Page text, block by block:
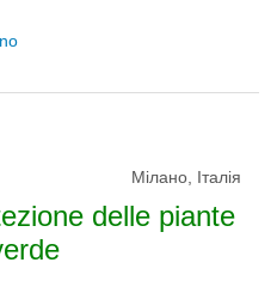
Мілано, Італія
delle piante